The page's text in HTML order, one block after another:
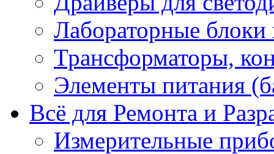
Лабораторные блоки
Трансформаторы,
Элементы питания
Всё для Ремонта и
Измерительные